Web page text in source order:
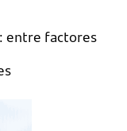
entre factores